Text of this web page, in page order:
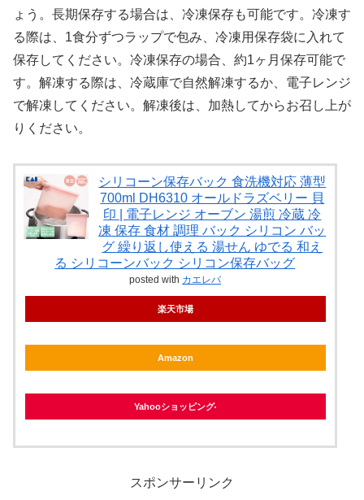
ょう。長期保存する場合は、冷凍保存も可能です。冷凍す
る際は、1食分ずつラップで包み、冷凍用保存袋に入れて
保存してください。冷凍保存の場合、約1ヶ月保存可能で
す。解凍する際は、冷蔵庫で自然解凍するか、電子レンジ
で解凍してください。解凍後は、加熱してからお召し上が
りください。
シリコーン保存バック 食洗機対応 薄型
700ml DH6310 オールドラズベリー 貝
印 | 電子レンジ オーブン 湯煎 冷蔵 冷
凍 保存 食材 調理 バック シリコン バッ
グ 繰り返し使える 湯せん ゆでる 和え
る シリコーンバック シリコン保存バッグ
posted with カエレバ
楽天市場
Amazon
Yahooショッピング
スポンサーリンク